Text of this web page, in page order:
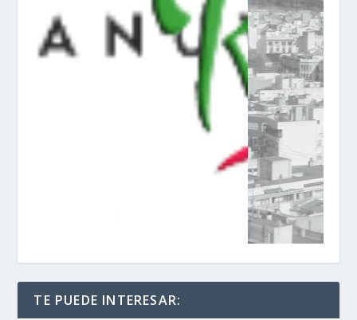
TE PUEDE INTERESAR: